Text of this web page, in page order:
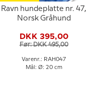
Ravn hundeplatte nr. 47,
Norsk Gråhund
DKK 395,00
Før: DKK 495,00
Varenr.: RAH047
Mål: Ø: 20 cm